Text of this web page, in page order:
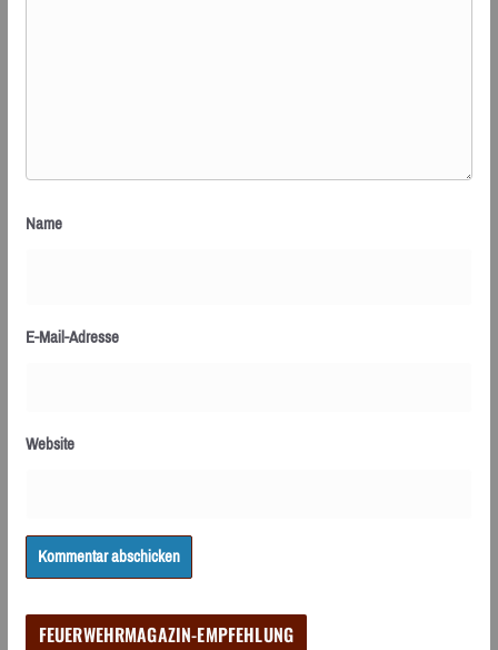
Name
E-Mail-Adresse
Website
FEUERWEHRMAGAZIN-EMPFEHLUNG